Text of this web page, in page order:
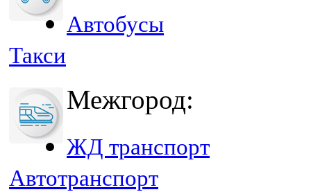
Автобусы
Такси
Межгород:
ЖД транспорт
Автотранспорт